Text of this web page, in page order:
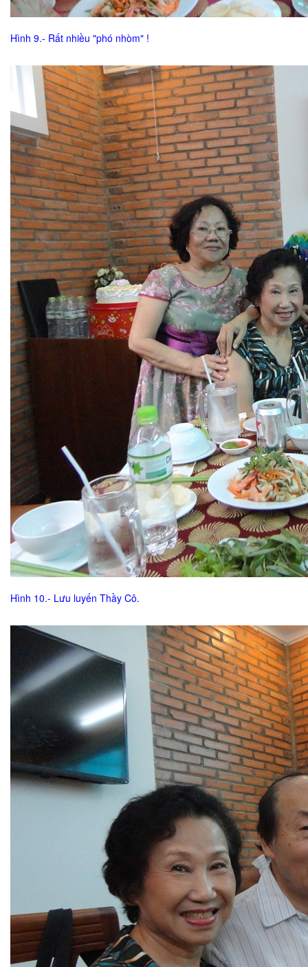
Hình 9.- Rất nhiều "phó nhòm" !
Hình 10.- Lưu luyến Thầy Cô.